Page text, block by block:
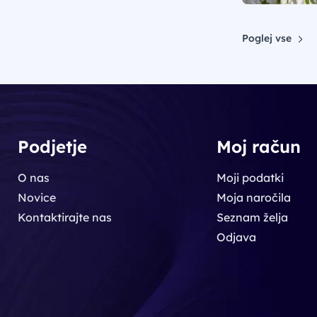
Poglej vse
Podjetje
O nas
Novice
Kontaktirajte nas
Moj račun
Moji podatki
Moja naročila
Seznam želja
Odjava